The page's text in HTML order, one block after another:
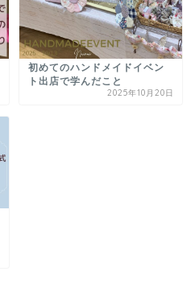
初めてのハンドメイドイベン
ト出店で学んだこと
2025年10月20日